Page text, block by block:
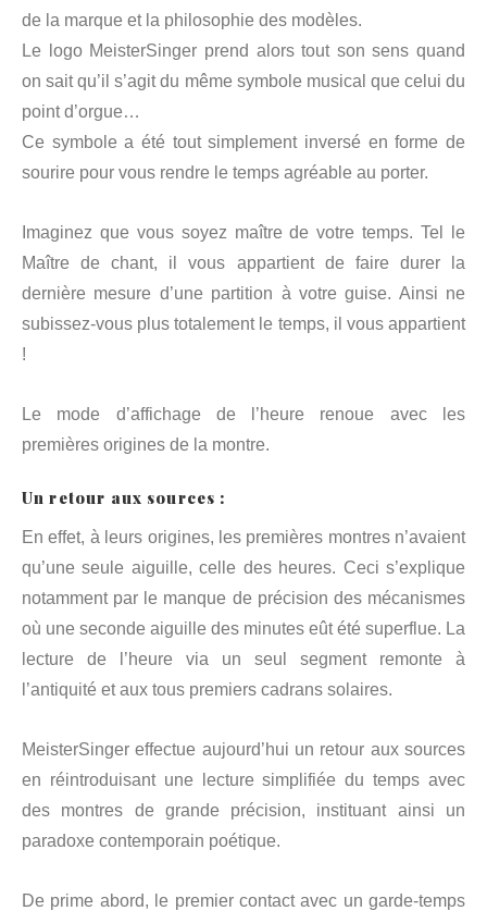
de la marque et la philosophie des modèles.
Le logo MeisterSinger prend alors tout son sens quand
on sait qu’il s’agit du même symbole musical que celui du
point d’orgue…
Ce symbole a été tout simplement inversé en forme de
sourire pour vous rendre le temps agréable au porter.
Imaginez que vous soyez maître de votre temps. Tel le
Maître de chant, il vous appartient de faire durer la
dernière mesure d’une partition à votre guise. Ainsi ne
subissez-vous plus totalement le temps, il vous appartient
!
Le mode d’affichage de l’heure renoue avec les
premières origines de la montre.
Un retour aux sources :
En effet, à leurs origines, les premières montres n’avaient
qu’une seule aiguille, celle des heures. Ceci s’explique
notamment par le manque de précision des mécanismes
où une seconde aiguille des minutes eût été superflue. La
lecture de l’heure via un seul segment remonte à
l’antiquité et aux tous premiers cadrans solaires.
MeisterSinger effectue aujourd’hui un retour aux sources
en réintroduisant une lecture simplifiée du temps avec
des montres de grande précision, instituant ainsi un
paradoxe contemporain poétique.
De prime abord, le premier contact avec un garde-temps